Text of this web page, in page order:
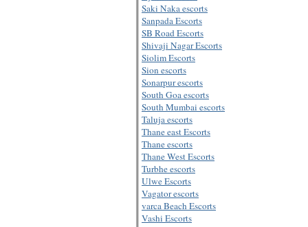
Saki Naka escorts
Sanpada Escorts
SB Road Escorts
Shivaji Nagar Escorts
Siolim Escorts
Sion escorts
Sonarpur escorts
South Goa escorts
South Mumbai escorts
Taluja escorts
Thane east Escorts
Thane escorts
Thane West Escorts
Turbhe escorts
Ulwe Escorts
Vagator escorts
varca Beach Escorts
Vashi Escorts